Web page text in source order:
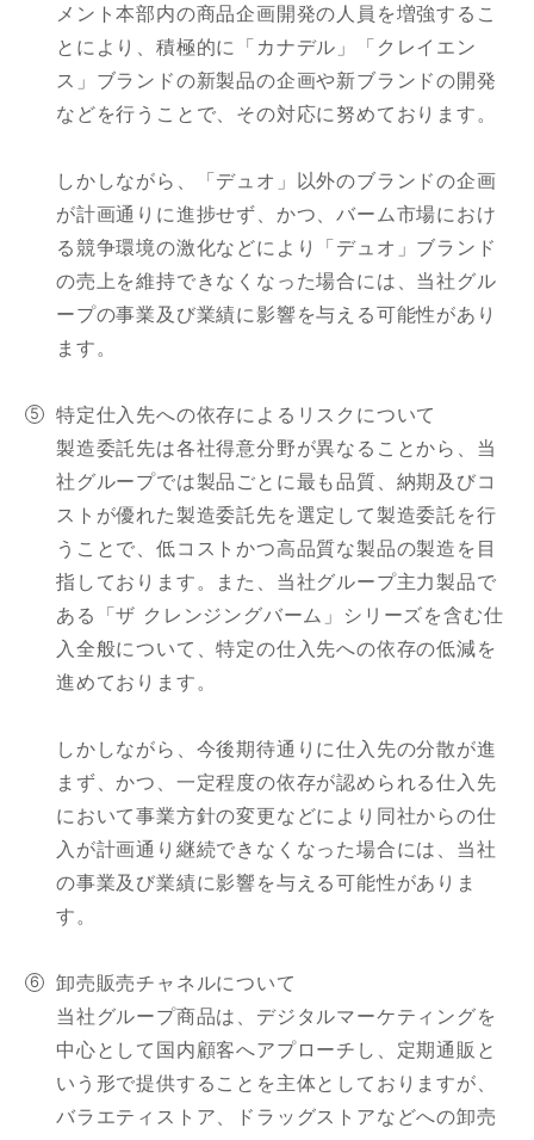
メント本部内の商品企画開発の人員を増強するこ
とにより、積極的に「カナデル」「クレイエン
ス」ブランドの新製品の企画や新ブランドの開発
などを行うことで、その対応に努めております。
しかしながら、「デュオ」以外のブランドの企画
が計画通りに進捗せず、かつ、バーム市場におけ
る競争環境の激化などにより「デュオ」ブランド
の売上を維持できなくなった場合には、当社グル
ープの事業及び業績に影響を与える可能性があり
ます。
特定仕入先への依存によるリスクについて
製造委託先は各社得意分野が異なることから、当
社グループでは製品ごとに最も品質、納期及びコ
ストが優れた製造委託先を選定して製造委託を行
うことで、低コストかつ高品質な製品の製造を目
指しております。また、当社グループ主力製品で
ある「ザ クレンジングバーム」シリーズを含む仕
入全般について、特定の仕入先への依存の低減を
進めております。
しかしながら、今後期待通りに仕入先の分散が進
まず、かつ、一定程度の依存が認められる仕入先
において事業方針の変更などにより同社からの仕
入が計画通り継続できなくなった場合には、当社
の事業及び業績に影響を与える可能性がありま
す。
卸売販売チャネルについて
当社グループ商品は、デジタルマーケティングを
中心として国内顧客へアプローチし、定期通販と
いう形で提供することを主体としておりますが、
バラエティストア、ドラッグストアなどへの卸売